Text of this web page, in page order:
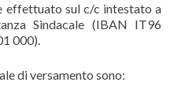
effettuato sul c/c intestato a
Sindacale (IBAN IT96
000).
di versamento sono: